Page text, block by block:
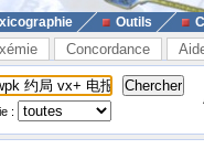
Outils
Concordance
: